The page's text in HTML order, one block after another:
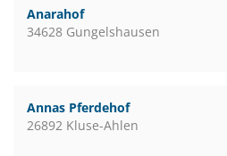
Anarahof
34628 Gungelshausen
Annas Pferdehof
26892 Kluse-Ahlen